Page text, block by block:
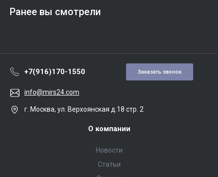
Ранее вы смотрели
+7(916)170-1550 Заказать звонок
info@mirs24.com
г. Москва, ул. Верхоянская д.18 стр. 2
О компании
Новости
Статьи